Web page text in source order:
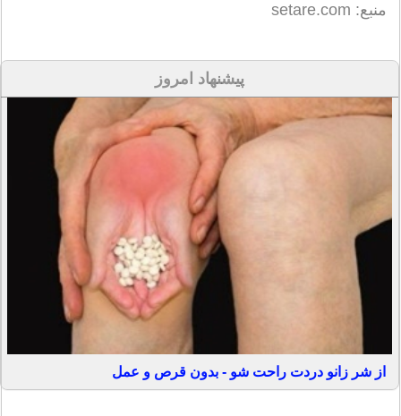
منبع: setare.com
پیشنهاد امروز
از شر زانو دردت راحت شو - بدون قرص و عمل